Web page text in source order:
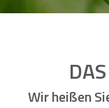
Wir heißen